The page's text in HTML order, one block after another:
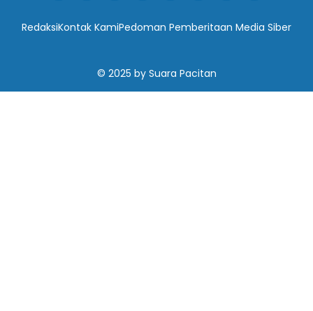
RedaksiKontak KamiPedoman Pemberitaan Media Siber
© 2025 by Suara Pacitan